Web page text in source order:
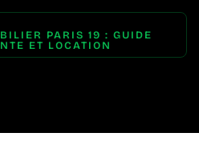
PARIS 19 : GUIDE
ET LOCATION